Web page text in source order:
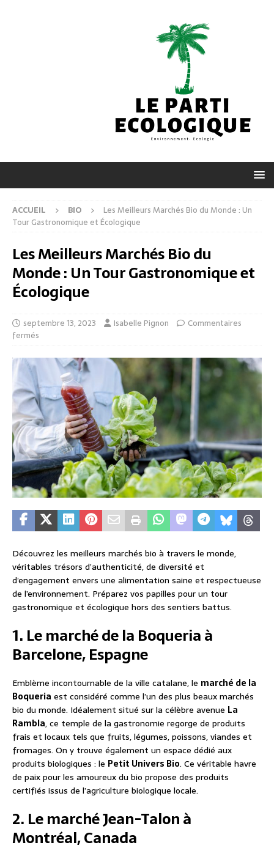
ACCUEIL BIO
Les Meilleurs Marchés Bio du Monde : Un
Tour Gastronomique et Écologique
Les Meilleurs Marchés Bio du
Monde : Un Tour Gastronomique et
Écologique
septembre 13, 2023 Isabelle Pignon
Commentaires
fermés
Découvrez les meilleurs marchés bio à travers le monde,
véritables trésors d’authenticité, de diversité et
d’engagement envers une alimentation saine et respectueuse
de l’environnement. Préparez vos papilles pour un tour
gastronomique et écologique hors des sentiers battus.
1. Le marché de la Boqueria à
Barcelone, Espagne
Emblème incontournable de la ville catalane, le marché de la
Boqueria est considéré comme l’un des plus beaux marchés
bio du monde. Idéalement situé sur la célèbre avenue La
Rambla, ce temple de la gastronomie regorge de produits
frais et locaux tels que fruits, légumes, poissons, viandes et
fromages. On y trouve également un espace dédié aux
produits biologiques : le Petit Univers Bio. Ce véritable havre
de paix pour les amoureux du bio propose des produits
certifiés issus de l’agriculture biologique locale.
2. Le marché Jean-Talon à
Montréal, Canada